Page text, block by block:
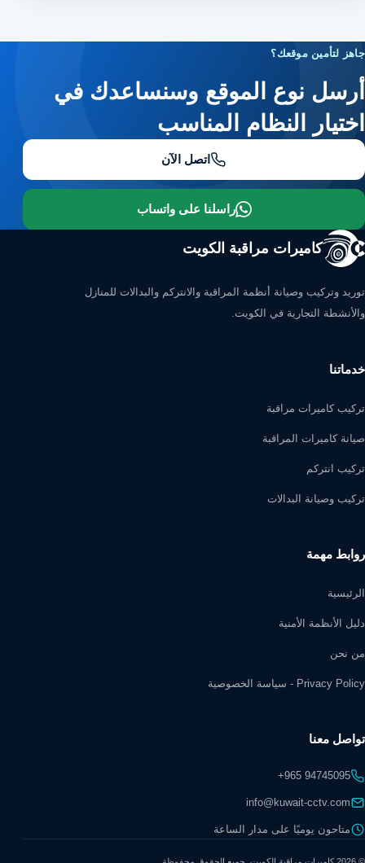
جاهز لتأمين موقعك؟
أرسل نوع الموقع وسنساعدك في
اختيار النظام المناسب
اتصل الآن
راسلنا على واتساب
كاميرات مراقبة الكويت
توريد وتركيب وصيانة أنظمة المراقبة والانتركم والبدالات للمنازل
والأنشطة التجارية في الكويت.
خدماتنا
تركيب كاميرات مراقبة
صيانة كاميرات المراقبة
تركيب انتركم
تركيب وصيانة البدالات
روابط مهمة
الرئيسية
دليل الأنظمة الأمنية
من نحن
Privacy Policy - سياسة الخصوصية
تواصل معنا
+965 94745095
info@kuwait-cctv.com
متاحون يوميًا على مدار الساعة